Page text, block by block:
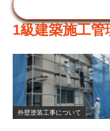
1級建築施工
外壁塗装工事について